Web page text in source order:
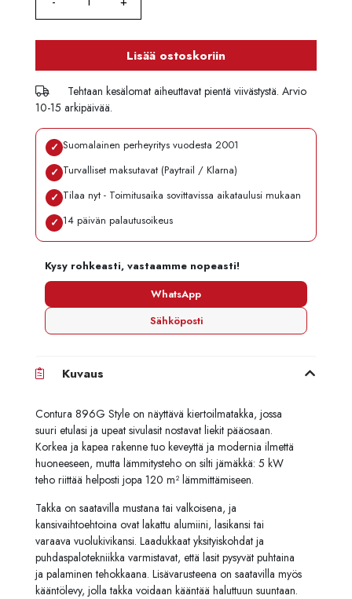
Lisää ostoskoriin
Tehtaan kesälomat aiheuttavat pientä viivästystä. Arvio
10-15 arkipäivää.
✓ Suomalainen perheyritys vuodesta 2001
✓ Turvalliset maksutavat (Paytrail / Klarna)
✓ Tilaa nyt - Toimitusaika sovittavissa aikataulusi mukaan
✓ 14 päivän palautusoikeus
Kysy rohkeasti, vastaamme nopeasti!
WhatsApp
Sähköposti
Kuvaus
Contura 896G Style on näyttävä kiertoilmatakka, jossa
suuri etulasi ja upeat sivulasit nostavat liekit pääosaan.
Korkea ja kapea rakenne tuo keveyttä ja modernia ilmettä
huoneeseen, mutta lämmitysteho on silti jämäkkä: 5 kW
teho riittää helposti jopa 120 m² lämmittämiseen.
Takka on saatavilla mustana tai valkoisena, ja
kansivaihtoehtoina ovat lakattu alumiini, lasikansi tai
varaava vuolukivikansi. Laadukkaat yksityiskohdat ja
puhdaspalotekniikka varmistavat, että lasit pysyvät puhtaina
ja palaminen tehokkaana. Lisävarusteena on saatavilla myös
kääntölevy, jolla takka voidaan kääntää haluttuun suuntaan.